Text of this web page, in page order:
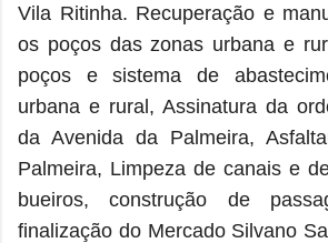
Vila Ritinha. Recuperação e
os poços das zonas urbana e
poços e sistema de
urbana e rural, Assinatura da
da Avenida da Palmeira,
Palmeira, Limpeza de canais e
bueiros, construção de
finalização do Mercado Silvano